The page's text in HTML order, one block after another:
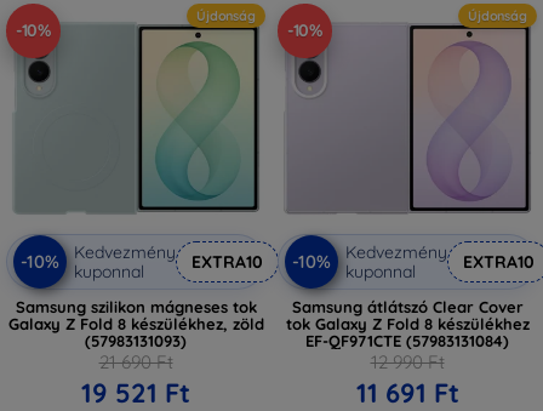
-10%
Újdonság
-10%
Kedvezmény
kuponnal
EXTRA10
Samsung szilikon mágneses tok
Galaxy Z Fold 8 készülékhez, zöld
(57983131093)
21 690 Ft
19 521 Ft
-10%
Újdonság
-10%
Kedvezmény
kuponnal
EXTRA10
Samsung átlátszó Clear Cover
tok Galaxy Z Fold 8 készülékhez
EF-QF971CTE (57983131084)
12 990 Ft
11 691 Ft